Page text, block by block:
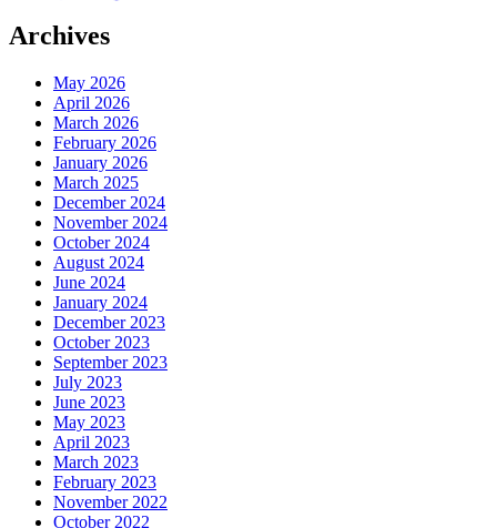
Archives
May 2026
April 2026
March 2026
February 2026
January 2026
March 2025
December 2024
November 2024
October 2024
August 2024
June 2024
January 2024
December 2023
October 2023
September 2023
July 2023
June 2023
May 2023
April 2023
March 2023
February 2023
November 2022
October 2022